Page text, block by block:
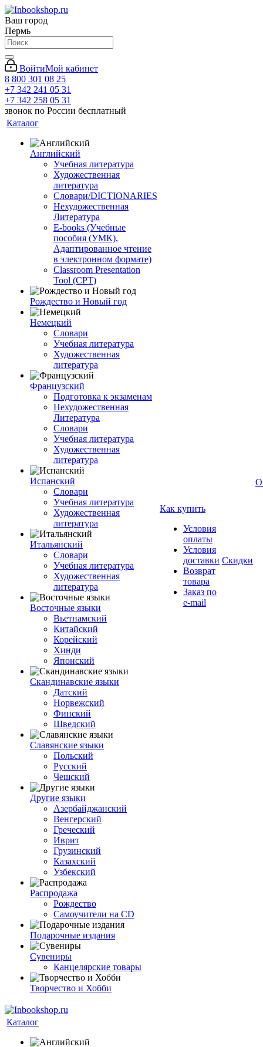
Ваш город
Пермь
ВойтиМой кабинет
8 800 301 08 25
+7 342 241 05 31
+7 342 258 05 31
звонок по России бесплатный
Каталог
Английский
Учебная литература
Художественная
литература
Словари/DICTIONARIES
Нехудожественная
Литература
E-books (Учебные
пособия (УМК),
Адаптированное чтение
в электронном формате)
Classroom Presentation
Tool (CPT)
Рождество и Новый год
Немецкий
Словари
Учебная литература
Художественная
литература
Французский
Подготовка к экзаменам
Нехудожественная
Литература
Словари
Учебная литература
Художественная
литература
Испанский
Словари
Учебная литература
Художественная
литература
Итальянский
Словари
Учебная литература
Художественная
литература
Восточные языки
Вьетнамский
Китайский
Корейский
Хинди
Японский
Скандинавские языки
Датский
Норвежский
Финский
Шведский
Славянские языки
Польский
Русский
Чешский
Другие языки
Азербайджанский
Венгерский
Греческий
Иврит
Грузинский
Казахский
Узбекский
Распродажа
Рождество
Самоучители на CD
Подарочные издания
Сувениры
Канцелярские товары
Творчество и Хобби
Как купить
Условия
оплаты
Условия
доставки
Возврат
товара
Заказ по
e-mail
Скидки
О
Каталог